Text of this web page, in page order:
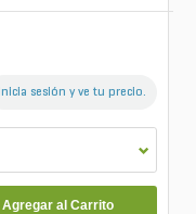
Inicia sesión y ve tu precio.
Agregar al Carrito